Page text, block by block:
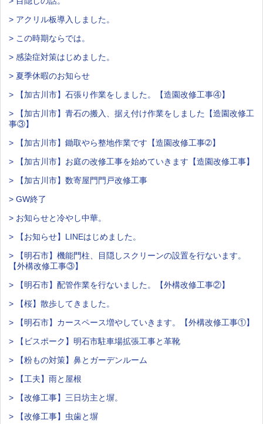
> アクリル板導入しました。
> この時期ならでは。
> 感染症対策はじめました。
> 夏季休暇のお知らせ
> 【加古川市】石張り作業をしました。【造園改修工事④】
> 【加古川市】青石の搬入、据え付け作業をしました【造園改修工
事③】
> 【加古川市】鋤取やら整地作業です【造園改修工事➁】
> 【加古川市】お庭の改修工事を始めていきます【造園改修工事】
> 【加古川市】数寄屋門門戸改修工事
> GW終了
> お知らせと冷やし中華。
> 【お知らせ】LINEはじめました。
> 【明石市】機能門柱、目隠しスクリーンの設置を行ないます。
【外構改修工事③】
> 【明石市】配管作業を行ないました。【外構改修工事②】
> 【桜】散歩してきました。
> 【明石市】カースペース増やしていきます。【外構改修工事①】
> 【ビスポーク】明石市駐車場拡張工事と革靴
> 【粉もの対策】鼻とガーデンルーム
> 【工夫】雨と屋根
> 【改修工事】三日坊主と塀。
> 【改修工事】虫歯と塀